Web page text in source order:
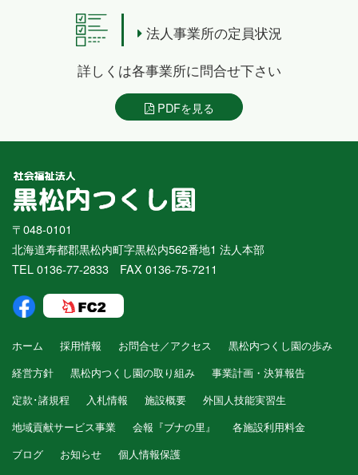
法人事業所の定員状況
詳しくは各事業所に問合せ下さい
PDFを見る
〒048-0101
北海道寿都郡黒松内町字黒松内562番地1 法人本部
TEL 0136-77-2833 FAX 0136-75-7211
ホーム 採用情報 お問合せ／アクセス
黒松内つくし園の歩み
経営方針
黒松内つくし園の取り組み
事業計画・決算報告
定款･諸規程
入札情報 施設概要
外国人技能実習生
地域貢献サービス事業
会報『ブナの里』
各施設利用料金
ブログ
お知らせ
個人情報保護